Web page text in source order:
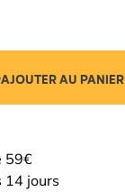
AJOUTER AU PANIER
59€
14 jours